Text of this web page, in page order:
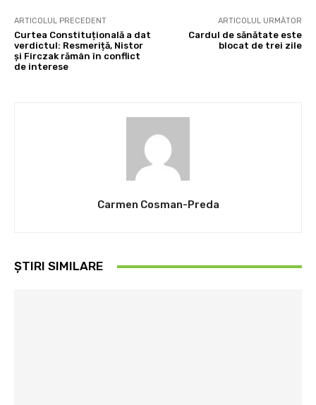
ARTICOLUL PRECEDENT
Curtea Constituțională a dat
verdictul: Resmeriță, Nistor
și Firczak rămân în conflict
de interese
ARTICOLUL URMĂTOR
Cardul de sănătate este
blocat de trei zile
Carmen Cosman-Preda
ȘTIRI SIMILARE